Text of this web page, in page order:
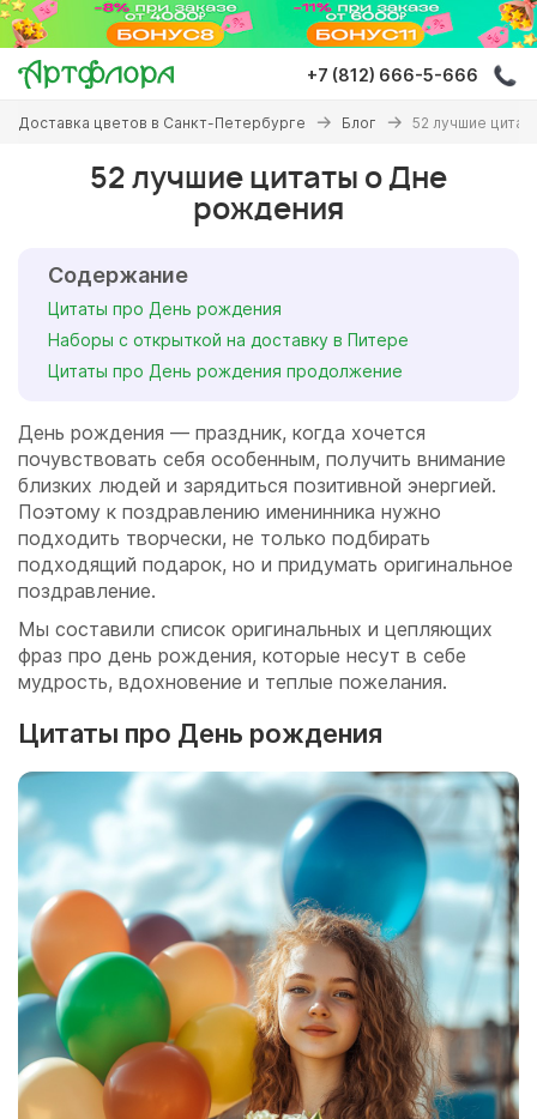
Перейти
основному
содержанию
+7 (812) 666-5-666
Вы
здесь
Доставка цветов в Санкт-Петербурге Блог 52 лучшие
52 лучшие цитаты о Дне
рождения
Содержание
Цитаты про День рождения
Наборы с открыткой на доставку в Питере
Цитаты про День рождения продолжение
День рождения — праздник, когда хочется
почувствовать себя особенным, получить внимание
близких людей и зарядиться позитивной энергией.
Поэтому к поздравлению именинника нужно
подходить творчески, не только подбирать
подходящий подарок, но и придумать оригинальное
поздравление.
Мы составили список оригинальных и цепляющих
фраз про день рождения, которые несут в себе
мудрость, вдохновение и теплые пожелания.
Цитаты про День рождения